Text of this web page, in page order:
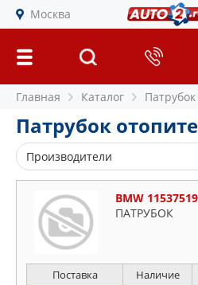
Москва
Главная Каталог
Патрубок
Производители
BMW
BSG
DAEWOO
FORD
GATES
BMW
ПАТРУБОК
Поставка Наличие